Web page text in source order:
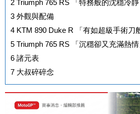
2 Triumph 765 RS 「特務般的沈穩冷靜
3 外觀與配備
4 KTM 890 Duke R 「有如超級手術刀
5 Triumph 765 RS 「沉穩卻又充滿熱情
6 諸元表
7 大叔碎碎念